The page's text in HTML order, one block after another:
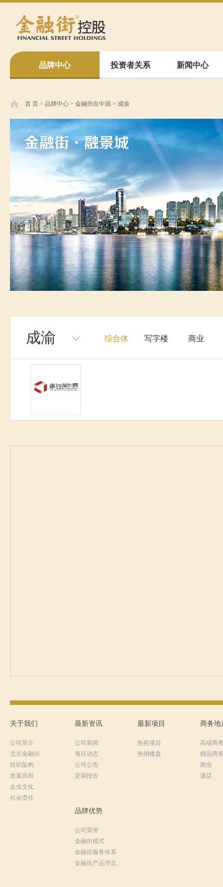
品牌中心 投资者关系 新闻中心
首 页 > 品牌中心 > 金融街在中国 > 成渝
成渝 综合体 写字楼 商业
关于我们
公司简介
北京金融街
组织架构
发展历程
企业文化
社会责任
最新资讯
公司新闻
项目动态
公司公告
定期报告
最新项目
热租项目
热销楼盘
商务地
高端商
精品商
商业
酒店
品牌优势
公司荣誉
金融街模式
金融街服务体系
金融街产品理念